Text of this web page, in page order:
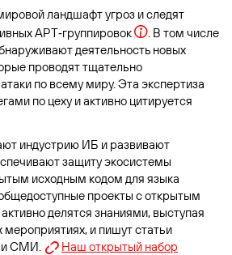
ландшафт угроз и следят
АРТ‑группировок
. В том числе
деятельность новых
проводят тщательно
по всему миру. Эта экспертиза
по цеху и активно цитируется
индустрию ИБ и развивают
защиту экосистемы
исходным кодом для языка
проекты с открытым
делятся знаниями, выступая
мероприятиях, и пишут статьи
и СМИ.
Наш открытый набор